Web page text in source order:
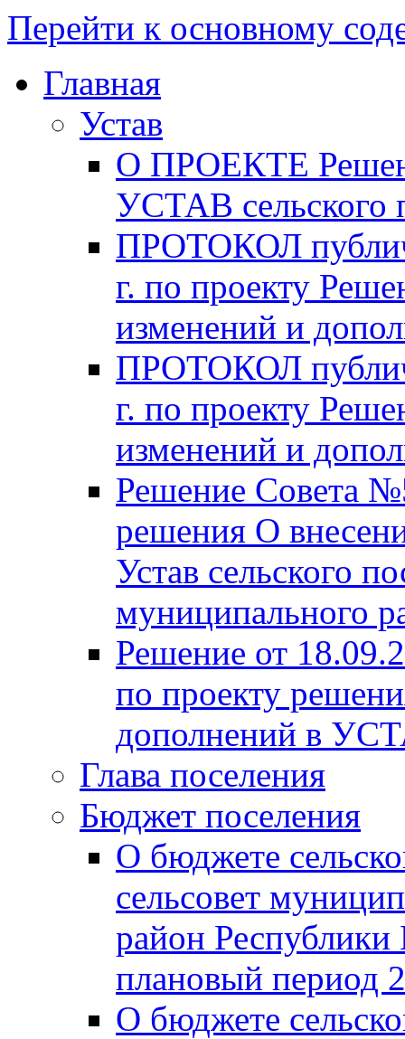
Перейти к основному
Главная
Устав
О ПРОЕКТЕ
УСТАВ сельского
ПРОТОКОЛ
г. по проекту
изменений и
ПРОТОКОЛ
г. по проекту
изменений и
Решение Совета
решения О
Устав сельского
муниципального
Решение от
по проекту
дополнений в
Глава поселения
Бюджет поселения
О бюджете
сельсовет
район Республики
плановый период
О бюджете